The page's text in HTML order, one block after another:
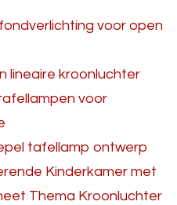
voor open
lineaire kroonluchter
voor
tafellamp ontwerp
Kinderkamer met
Thema Kroonluchter